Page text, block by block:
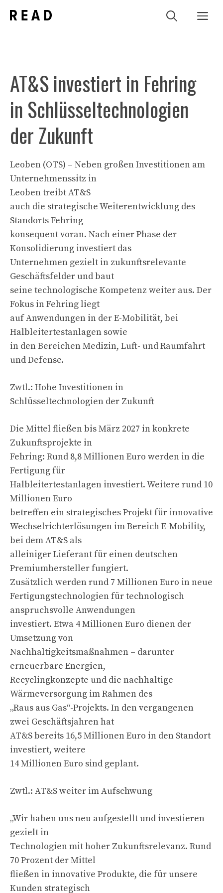
Inhalt
AT&S investiert in Fehring
in Schlüsseltechnologien
der Zukunft
Leoben (OTS) – Neben großen Investitionen am
Unternehmenssitz in
Leoben treibt AT&S
auch die strategische Weiterentwicklung des
Standorts Fehring
konsequent voran. Nach einer Phase der
Konsolidierung investiert das
Unternehmen gezielt in zukunftsrelevante
Geschäftsfelder und baut
seine technologische Kompetenz weiter aus. Der
Fokus in Fehring liegt
auf Anwendungen in der E-Mobilität, bei
Halbleitertestanlagen sowie
in den Bereichen Medizin, Luft- und Raumfahrt
und Defense.
Zwtl.: Hohe Investitionen in
Schlüsseltechnologien der Zukunft
Die Mittel fließen bis März 2027 in konkrete
Zukunftsprojekte in
Fehring: Rund 8,8 Millionen Euro werden in die
Fertigung für
Halbleitertestanlagen investiert. Weitere rund 10
Millionen Euro
betreffen ein strategisches Projekt für innovative
Wechselrichterlösungen im Bereich E-Mobility,
bei dem AT&S als
alleiniger Lieferant für einen deutschen
Premiumhersteller fungiert.
Zusätzlich werden rund 7 Millionen Euro in neue
Fertigungstechnologien für technologisch
anspruchsvolle Anwendungen
investiert. Etwa 4 Millionen Euro dienen der
Umsetzung von
Nachhaltigkeitsmaßnahmen – darunter
erneuerbare Energien,
Recyclingkonzepte und die nachhaltige
Wärmeversorgung im Rahmen des
„Raus aus Gas“-Projekts. In den vergangenen
zwei Geschäftsjahren hat
AT&S bereits 16,5 Millionen Euro in den Standort
investiert, weitere
14 Millionen Euro sind geplant.
Zwtl.: AT&S weiter im Aufschwung
„Wir haben uns neu aufgestellt und investieren
gezielt in
Technologien mit hoher Zukunftsrelevanz. Rund
70 Prozent der Mittel
fließen in innovative Produkte, die für unsere
Kunden strategisch